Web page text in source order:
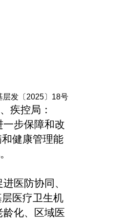
层发〔2025〕18号
疾控局：
步保障和改
健康管理能
医防协同、
医疗卫生机
化、区域医